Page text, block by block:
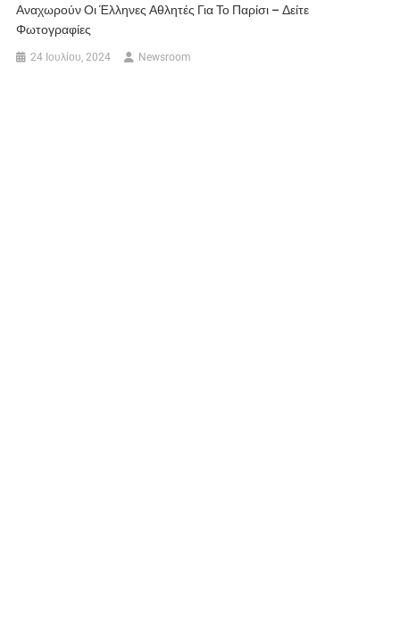
Αναχωρούν Οι Έλληνες Αθλητές Για Το Παρίσι – Δείτε
Φωτογραφίες
24 Ιουλίου, 2024 Newsroom